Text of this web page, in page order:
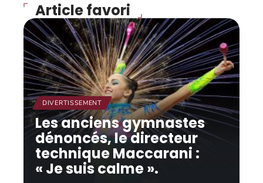
Article favori
DIVERTISSEMENT
Les anciens gymnastes
dénoncés, le directeur
technique Maccarani :
« Je suis calme ».